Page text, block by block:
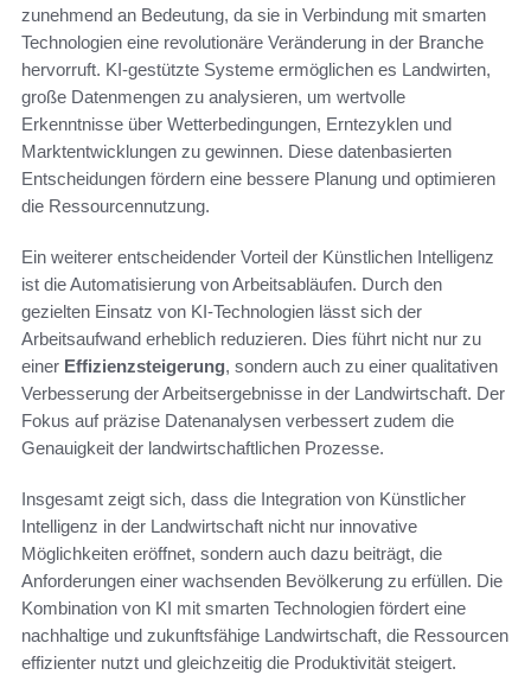
zunehmend an Bedeutung, da sie in Verbindung mit smarten
Technologien eine revolutionäre Veränderung in der Branche
hervorruft. KI-gestützte Systeme ermöglichen es Landwirten,
große Datenmengen zu analysieren, um wertvolle
Erkenntnisse über Wetterbedingungen, Erntezyklen und
Marktentwicklungen zu gewinnen. Diese datenbasierten
Entscheidungen fördern eine bessere Planung und optimieren
die Ressourcennutzung.
Ein weiterer entscheidender Vorteil der Künstlichen Intelligenz
ist die Automatisierung von Arbeitsabläufen. Durch den
gezielten Einsatz von KI-Technologien lässt sich der
Arbeitsaufwand erheblich reduzieren. Dies führt nicht nur zu
einer Effizienzsteigerung, sondern auch zu einer qualitativen
Verbesserung der Arbeitsergebnisse in der Landwirtschaft. Der
Fokus auf präzise Datenanalysen verbessert zudem die
Genauigkeit der landwirtschaftlichen Prozesse.
Insgesamt zeigt sich, dass die Integration von Künstlicher
Intelligenz in der Landwirtschaft nicht nur innovative
Möglichkeiten eröffnet, sondern auch dazu beiträgt, die
Anforderungen einer wachsenden Bevölkerung zu erfüllen. Die
Kombination von KI mit smarten Technologien fördert eine
nachhaltige und zukunftsfähige Landwirtschaft, die Ressourcen
effizienter nutzt und gleichzeitig die Produktivität steigert.